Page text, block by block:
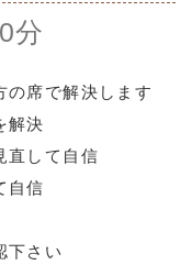
分
の席で解決します
解決
直して自信
自信
下さい